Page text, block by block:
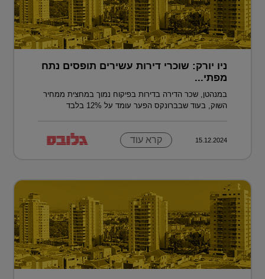
ניו יורק: שוכרי דירות עשירים תופסים נתח
מפתי...
במנהטן, שכר הדירה בדירות בפיקוח נמוך במחצית ממחיר
השוק, בעוד שבברונקס הפער עומד על 12% בלבד
15.12.2024 קרא עוד